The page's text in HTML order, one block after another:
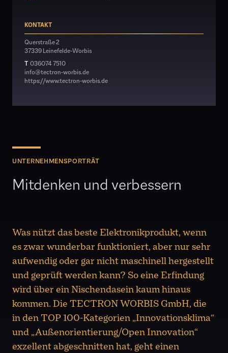
UNTERNEHMENSPORTRÄT
Mitdenken und verbessern
Was nützt das beste Elektronikprodukt, wenn
es zwar wunderbar funktioniert, aber nur sehr
aufwendig oder gar nicht maschinell hergestellt
und geprüft werden kann? So eine Erfindung
wird über ein Nischendasein kaum hinaus
kommen. Die TECTRON WORBIS GmbH, die
in den TOP 100-Kategorien „Innovationsklima“
und „Außenorientierung/Open Innovation“
exzellent abgeschnitten hat, geht einen
KONTAKT
Querstraße 2
37339 Leinefelde-Worbis
T 036074 7510
info@tectron-worbis.de
https://www.tectron-worbis.de